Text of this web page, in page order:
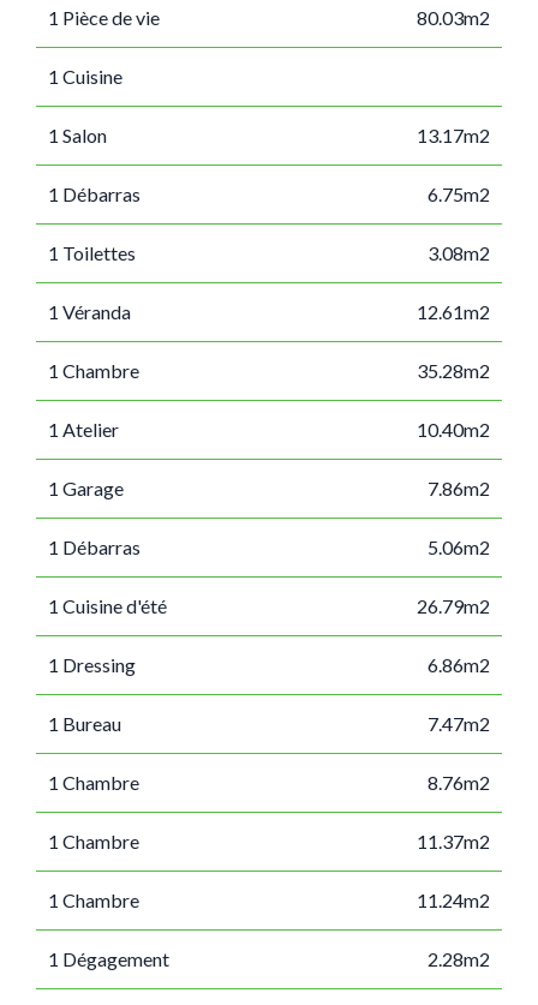
1 Pièce de vie 80.03m2
1 Cuisine
1 Salon 13.17m2
1 Débarras 6.75m2
1 Toilettes 3.08m2
1 Véranda 12.61m2
1 Chambre 35.28m2
1 Atelier 10.40m2
1 Garage 7.86m2
1 Débarras 5.06m2
1 Cuisine d'été 26.79m2
1 Dressing 6.86m2
1 Bureau 7.47m2
1 Chambre 8.76m2
1 Chambre 11.37m2
1 Chambre 11.24m2
1 Dégagement 2.28m2